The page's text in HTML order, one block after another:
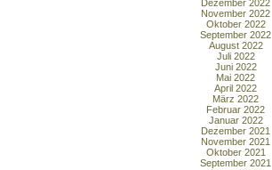
Dezember 2022
November 2022
Oktober 2022
September 2022
August 2022
Juli 2022
Juni 2022
Mai 2022
April 2022
März 2022
Februar 2022
Januar 2022
Dezember 2021
November 2021
Oktober 2021
September 2021